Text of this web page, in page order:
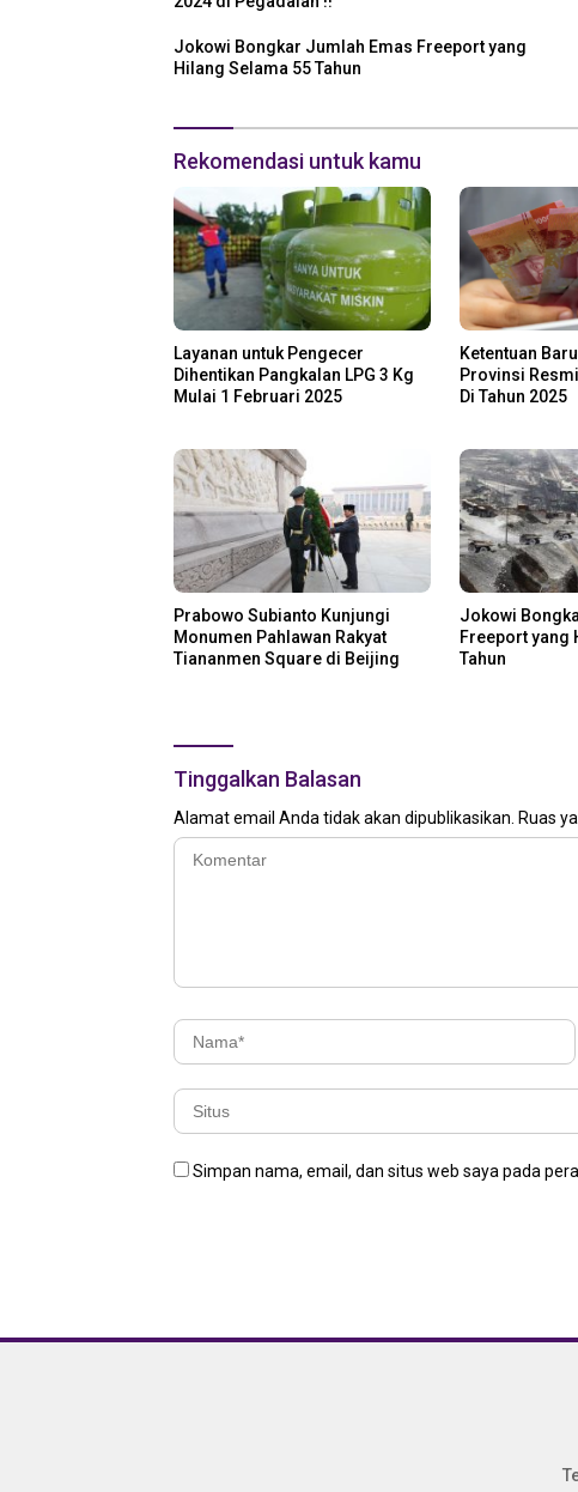
Jokowi Bongkar Jumlah Emas Freeport yang
Hilang Selama 55 Tahun
Rekomendasi untuk kamu
Layanan untuk Pengecer
Dihentikan Pangkalan LPG 3 Kg
Mulai 1 Februari 2025
Ketentuan
Provinsi
Di Tahun 2025
Prabowo Subianto Kunjungi
Monumen Pahlawan Rakyat
Tiananmen Square di Beijing
Jokowi
Freeport yang
Tahun
Tinggalkan Balasan
Alamat email Anda tidak akan dipublikasikan. Ruas
Simpan nama, email, dan situs web saya pada